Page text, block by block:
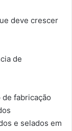
deve crescer
de
fabricação
e selados em